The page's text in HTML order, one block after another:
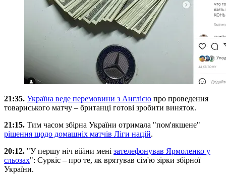
21:35. Україна веде перемовини з Англією про проведення
товариського матчу – британці готові зробити виняток.
21:15. Тим часом збірна України отримала "пом'якшене"
рішення щодо домашніх матчів Ліги націй.
20:12. "У першу ніч війни мені зателефонував Ярмоленко у
сльозах": Суркіс – про те, як врятував сім'ю зірки збірної
України.